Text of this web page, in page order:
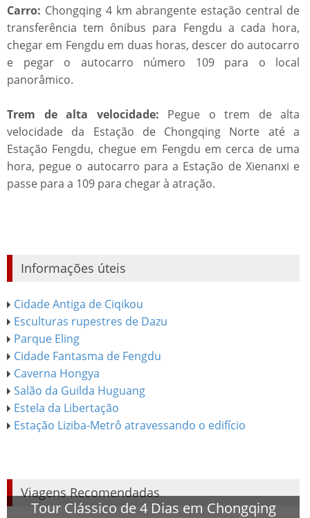
Carro: Chongqing 4 km abrangente estação central de
transferência tem ônibus para Fengdu a cada hora,
chegar em Fengdu em duas horas, descer do autocarro
e pegar o autocarro número 109 para o local
panorâmico.
Trem de alta velocidade: Pegue o trem de alta
velocidade da Estação de Chongqing Norte até a
Estação Fengdu, chegue em Fengdu em cerca de uma
hora, pegue o autocarro para a Estação de Xienanxi e
passe para a 109 para chegar à atração.
Informações úteis
Cidade Antiga de Ciqikou
Esculturas rupestres de Dazu
Parque Eling
Cidade Fantasma de Fengdu
Caverna Hongya
Salão da Guilda Huguang
Estela da Libertação
Estação Liziba-Metrô atravessando o edifício
Viagens Recomendadas
Tour Clássico de 4 Dias em Chongqing